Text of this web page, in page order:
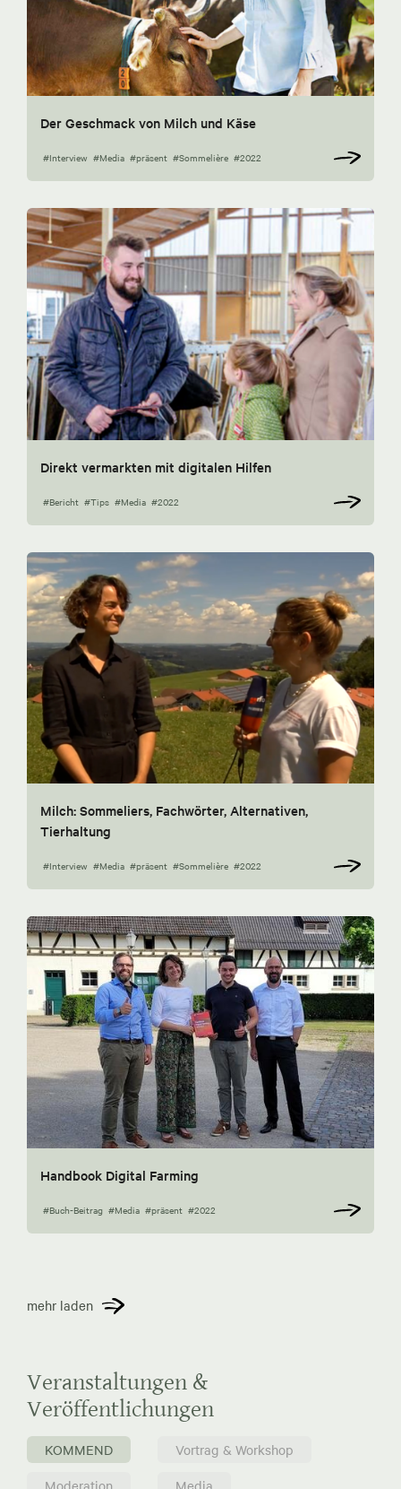
Der Geschmack von Milch und Käse
#Interview #Media #präsent #Sommelière #2022
Direkt vermarkten mit digitalen Hilfen
#Bericht #Tips #Media #2022
Milch: Sommeliers, Fachwörter, Alternativen,
Tierhaltung
#Interview #Media #präsent #Sommelière #2022
Handbook Digital Farming
#Buch-Beitrag #Media #präsent #2022
mehr laden
Veranstaltungen &
Veröffentlichungen
KOMMEND
Vortrag & Workshop